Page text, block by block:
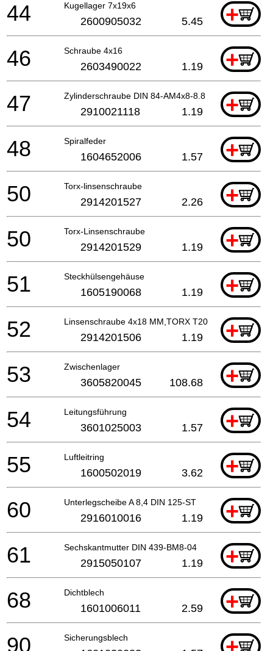
Kugellager 7x19x6 +
44 2600905032 5.45
Schraube 4x16 +
46 2603490022 1.19
Zylinderschraube DIN 84-AM4x8-8.8 +
47 2910021118 1.19
Spiralfeder +
48 1604652006 1.57
Torx-linsenschraube +
50 2914201527 2.26
Torx-Linsenschraube +
50 2914201529 1.19
Steckhülsengehäuse +
51 1605190068 1.19
Linsenschraube 4x18 MM,TORX T20 +
52 2914201506 1.19
Zwischenlager +
53 3605820045 108.68
Leitungsführung +
54 3601025003 1.57
Luftleitring +
55 1600502019 3.62
Unterlegscheibe A 8,4 DIN 125-ST +
60 2916010016 1.19
Sechskantmutter DIN 439-BM8-04 +
61 2915050107 1.19
Dichtblech +
68 1601006011 2.59
Sicherungsblech
90